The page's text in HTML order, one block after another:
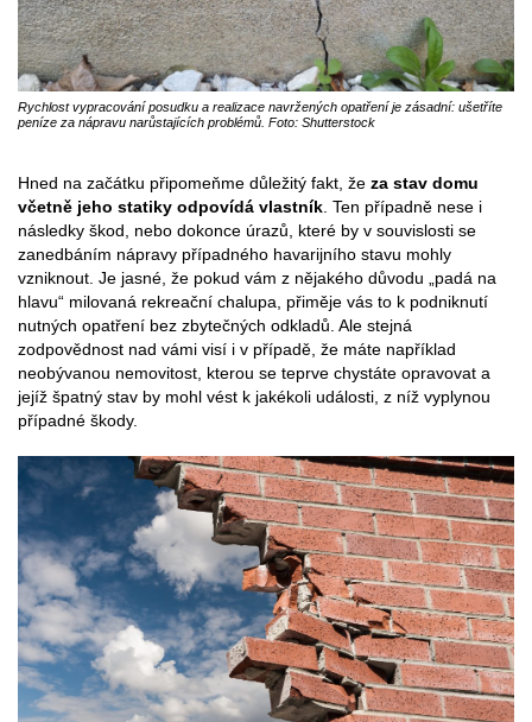
Rychlost vypracování posudku a realizace navržených opatření je zásadní: ušetříte
peníze za nápravu narůstajících problémů. Foto: Shutterstock
Hned na začátku připomeňme důležitý fakt, že za stav domu
včetně jeho statiky odpovídá vlastník. Ten případně nese i
následky škod, nebo dokonce úrazů, které by v souvislosti se
zanedbáním nápravy případného havarijního stavu mohly
vzniknout. Je jasné, že pokud vám z nějakého důvodu „padá na
hlavu“ milovaná rekreační chalupa, přiměje vás to k podniknutí
nutných opatření bez zbytečných odkladů. Ale stejná
zodpovědnost nad vámi visí i v případě, že máte například
neobývanou nemovitost, kterou se teprve chystáte opravovat a
jejíž špatný stav by mohl vést k jakékoli události, z níž vyplynou
případné škody.